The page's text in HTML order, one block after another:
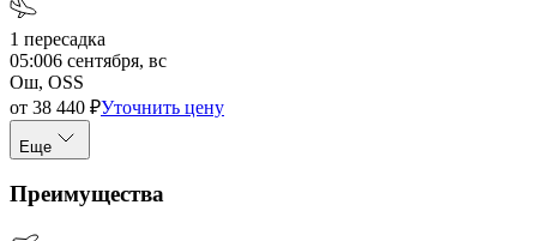
1 пересадка
05:006 сентября, вс
Ош, OSS
от 38 440 ₽Уточнить цену
Еще
Преимущества